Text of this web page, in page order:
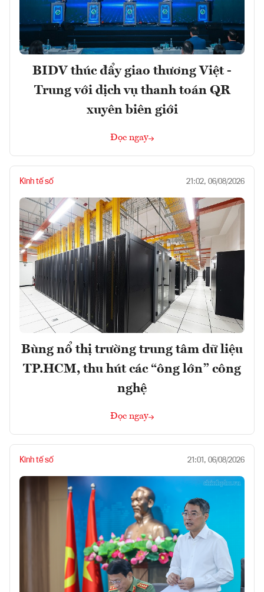
BIDV thúc đẩy giao thương Việt -
Trung với dịch vụ thanh toán QR
xuyên biên giới
Đọc ngay
Kinh tế số 21:02, 06/08/2026
Bùng nổ thị trường trung tâm dữ liệu
TP.HCM, thu hút các “ông lớn” công
nghệ
Đọc ngay
Kinh tế số 21:01, 06/08/2026